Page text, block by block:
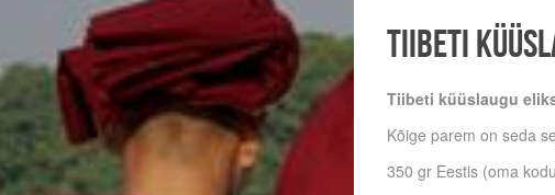
Tiibeti
Tiibeti küüslaugu
Kõige parem on seda
350 gr Eestis (oma